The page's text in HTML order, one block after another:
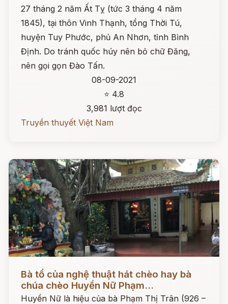
27 tháng 2 năm Ất Tỵ (tức 3 tháng 4 năm
1845), tại thôn Vinh Thạnh, tổng Thời Tú,
huyện Tuy Phước, phủ An Nhơn, tỉnh Bình
Định. Do tránh quốc húy nên bỏ chữ Đăng,
nên gọi gọn Đào Tấn.
08-09-2021
⭐ 4.8
3,981 lượt đọc
Truyền thuyết Việt Nam
Đọc ngay
Bà tổ của nghệ thuật hát chèo hay bà
chúa chèo Huyền Nữ Phạm...
Huyền Nữ là hiệu của bà Phạm Thị Trân (926 –